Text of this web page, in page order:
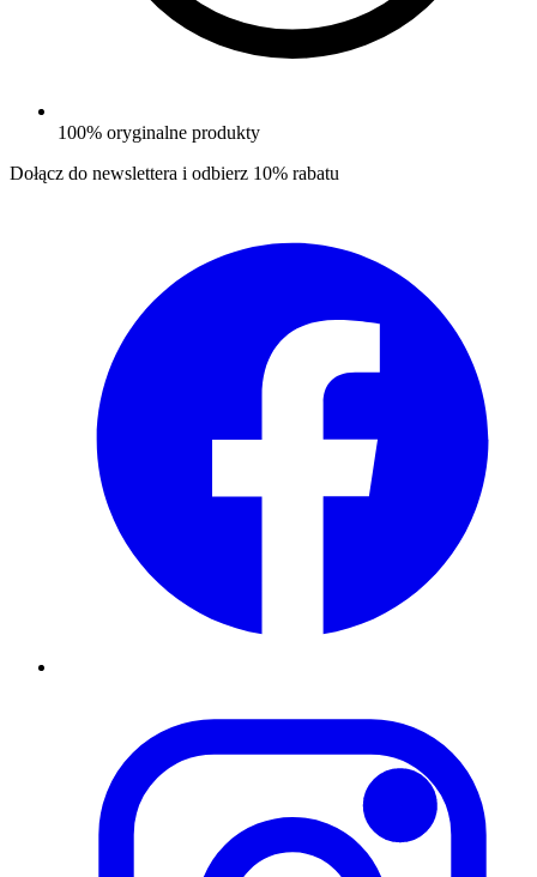
100% oryginalne produkty
Dołącz do newslettera i odbierz 10% rabatu